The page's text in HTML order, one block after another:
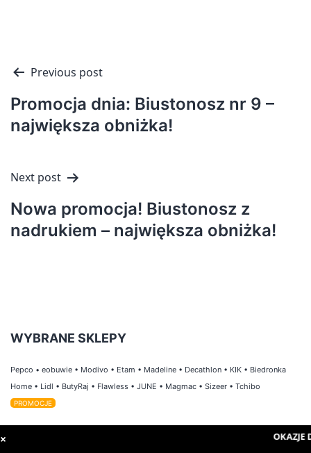
Nawigacja
wpisu
Previous post
Promocja dnia: Biustonosz nr 9 –
największa obniżka!
Next post
Nowa promocja! Biustonosz z
nadrukiem – największa obniżka!
WYBRANE SKLEPY
Pepco • eobuwie • Modivo • Etam • Madeline • Decathlon • KIK • Biedronka
Home • Lidl • ButyRaj • Flawless • JUNE • Magmac • Sizeer • Tchibo
PROMOCJE
× OKAZJE